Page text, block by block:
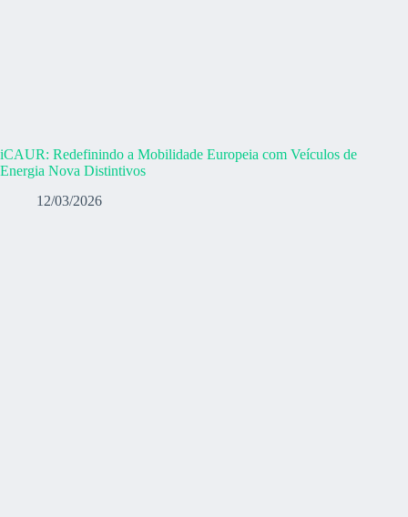
iCAUR: Redefinindo a Mobilidade Europeia com Veículos de
Energia Nova Distintivos
12/03/2026